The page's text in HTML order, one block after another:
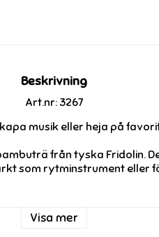
Beskrivning
Art.nr: 3267
musik eller heja på
från tyska Fridolin.
som rytminstrument eller
Visa mer